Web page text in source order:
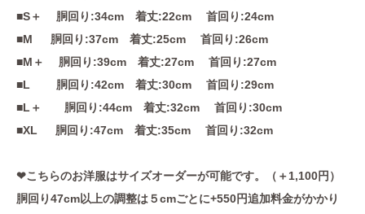
■S＋ 胴回り:34cm 着丈:22cm 首回り:24cm
■M 胴回り:37cm 着丈:25cm 首回り:26cm
■M＋ 胴回り:39cm 着丈:27cm 首回り:27cm
■L 胴回り:42cm 着丈:30cm 首回り:29cm
■L＋ 胴回り:44cm 着丈:32cm 首回り:30cm
■XL 胴回り:47cm 着丈:35cm 首回り:32cm
❤︎こちらのお洋服はサイズオーダーが可能です。（＋1,100円）
胴回り47cm以上の調整は５cmごとに+550円追加料金がかかり